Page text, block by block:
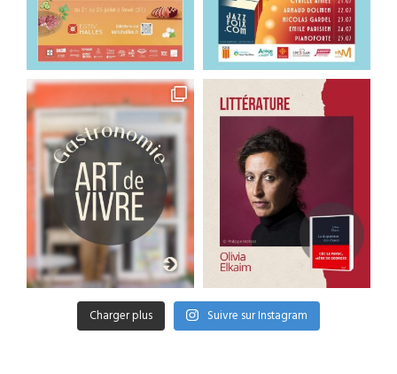
Charger plus Suivre sur Instagram